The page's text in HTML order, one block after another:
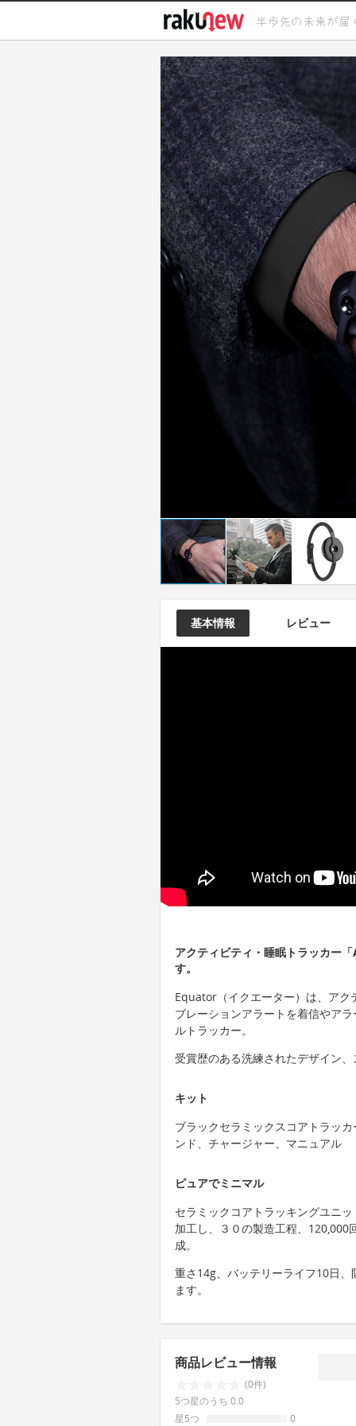
基本情報 レビュー
アクティビティ・睡眠トラッカー
す。
Equator（イクエーター）は、アク
ブレーションアラートを着信やア
ルトラッカー。
受賞歴のある洗練されたデザイン
キット
ブラックセラミックスコアトラッ
ンド、チャージャー、マニュアル
ピュアでミニマル
セラミックコアトラッキングユニ
加工し、３０の製造工程、
成。
重さ14g、バッテリーライフ10日
ます。
商品レビュー情報
(0件)
5つ星のうち 0.0
星5つ
0